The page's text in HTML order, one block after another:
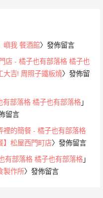
嶼我 餐酒館〉發佈留言
店 - 橘子也有部落格 橘子也
大吉! 周照子鐵板燒〉發佈留
有部落格 橘子也有部落格 」
留言
裡的簡餐 - 橘子也有部落格
】松屋西門町店〉發佈留言
有部落格 橘子也有部落格 」
製作所〉發佈留言